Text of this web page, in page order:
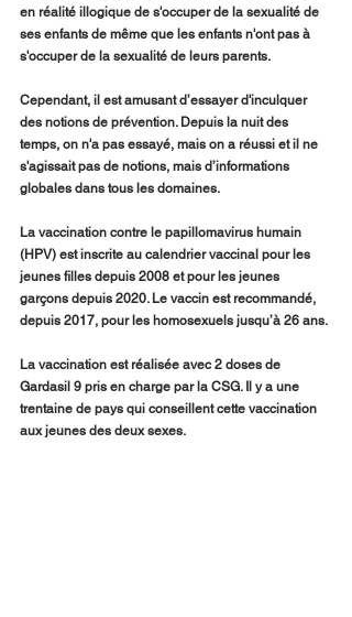
en réalité illogique de s'occuper de la sexualité de
ses enfants de même que les enfants n'ont pas à
s'occuper de la sexualité de leurs parents.
Cependant, il est amusant d’essayer d'inculquer
des notions de prévention. Depuis la nuit des
temps, on n'a pas essayé, mais on a réussi et il ne
s'agissait pas de notions, mais d’informations
globales dans tous les domaines.
La vaccination contre le papillomavirus humain
(HPV) est inscrite au calendrier vaccinal pour les
jeunes filles depuis 2008 et pour les jeunes
garçons depuis 2020. Le vaccin est recommandé,
depuis 2017, pour les homosexuels jusqu’à 26 ans.
La vaccination est réalisée avec 2 doses de
Gardasil 9 pris en charge par la CSG. Il y a une
trentaine de pays qui conseillent cette vaccination
aux jeunes des deux sexes.